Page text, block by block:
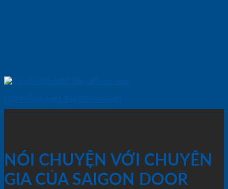
Cửa Gỗ Chống Cháy 2P son xam
NÓI CHUYỆN VỚI CHUYÊN
GIA CỦA SAIGON DOOR